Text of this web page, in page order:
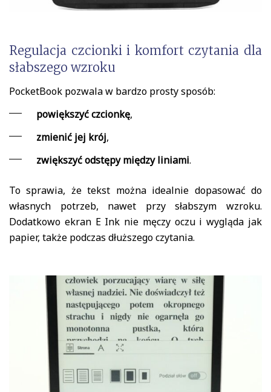
Regulacja czcionki i komfort czytania dla
słabszego wzroku
PocketBook pozwala w bardzo prosty sposób:
powiększyć czcionkę,
zmienić jej krój,
zwiększyć odstępy między liniami.
To sprawia, że tekst można idealnie dopasować do
własnych potrzeb, nawet przy słabszym wzroku.
Dodatkowo ekran E Ink nie męczy oczu i wygląda jak
papier, także podczas dłuższego czytania.